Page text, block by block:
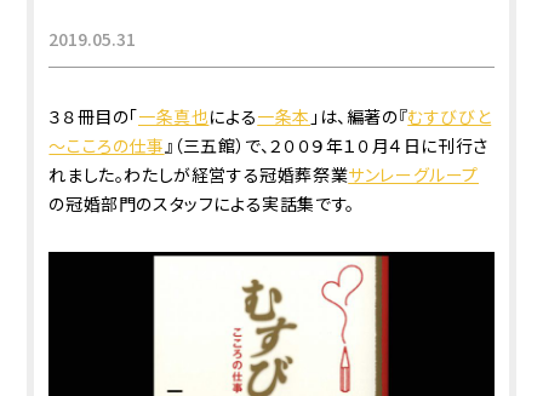
2019.05.31
３８冊目の「一条真也による一条本 」は、編著の『むすびびと
～こころの仕事』（三五館）で、２００９年１０月４日に刊行さ
れました。わたしが経営する冠婚葬祭業サンレーグループ
の冠婚部門のスタッフによる実話集です。